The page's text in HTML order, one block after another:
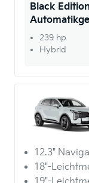
Black
239 hp
Hybrid
12.3"
18"-